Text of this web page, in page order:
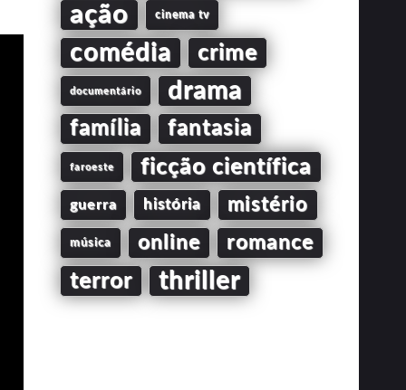
ação cinema tv
comédia crime
documentário drama
família fantasia
faroeste ficção científica
guerra história mistério
música online romance
terror thriller